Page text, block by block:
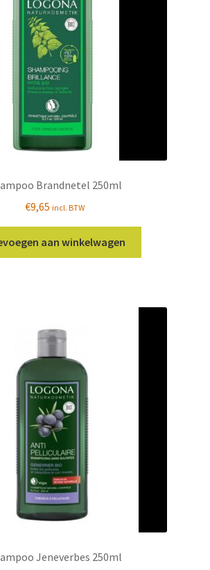
Brandnetel 250ml
€9,65 incl. BTW
aan winkelwagen
Jeneverbes 250ml